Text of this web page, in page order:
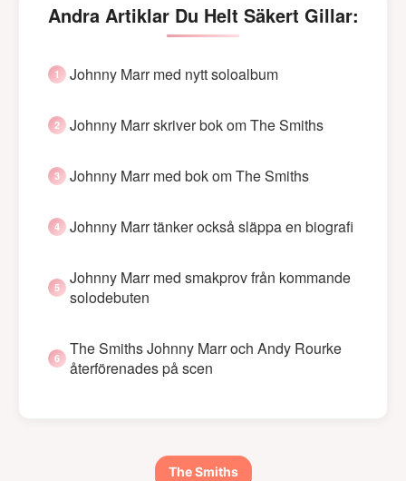
Andra Artiklar Du Helt Säkert Gillar:
Johnny Marr med nytt soloalbum
Johnny Marr skriver bok om The Smiths
Johnny Marr med bok om The Smiths
Johnny Marr tänker också släppa en biografi
Johnny Marr med smakprov från kommande
solodebuten
The Smiths Johnny Marr och Andy Rourke
återförenades på scen
The Smiths